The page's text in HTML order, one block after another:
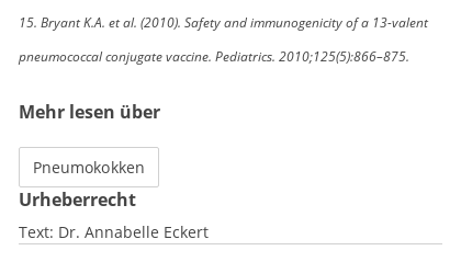
15. Bryant K.A. et al. (2010). Safety and immunogenicity of a 13-valent
pneumococcal conjugate vaccine. Pediatrics. 2010;125(5):866–875.
Mehr lesen über
Pneumokokken
Urheberrecht
Text: Dr. Annabelle Eckert